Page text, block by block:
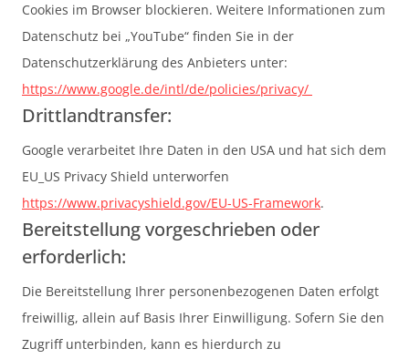
Cookies im Browser blockieren. Weitere Informationen zum
Datenschutz bei „YouTube“ finden Sie in der
Datenschutzerklärung des Anbieters unter:
https://www.google.de/intl/de/policies/privacy/
Drittlandtransfer:
Google verarbeitet Ihre Daten in den USA und hat sich dem
EU_US Privacy Shield unterworfen
https://www.privacyshield.gov/EU-US-Framework.
Bereitstellung vorgeschrieben oder
erforderlich:
Die Bereitstellung Ihrer personenbezogenen Daten erfolgt
freiwillig, allein auf Basis Ihrer Einwilligung. Sofern Sie den
Zugriff unterbinden, kann es hierdurch zu